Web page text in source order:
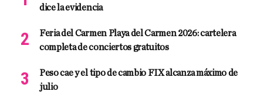
dice la evidencia
Feria del Carmen Playa del Carmen 2026: cartelera
completa de conciertos gratuitos
Peso cae y el tipo de cambio FIX alcanza máximo de
julio